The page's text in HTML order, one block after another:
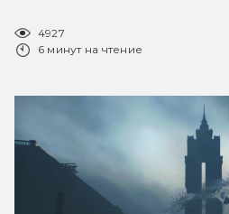
4927
6 минут на чтение